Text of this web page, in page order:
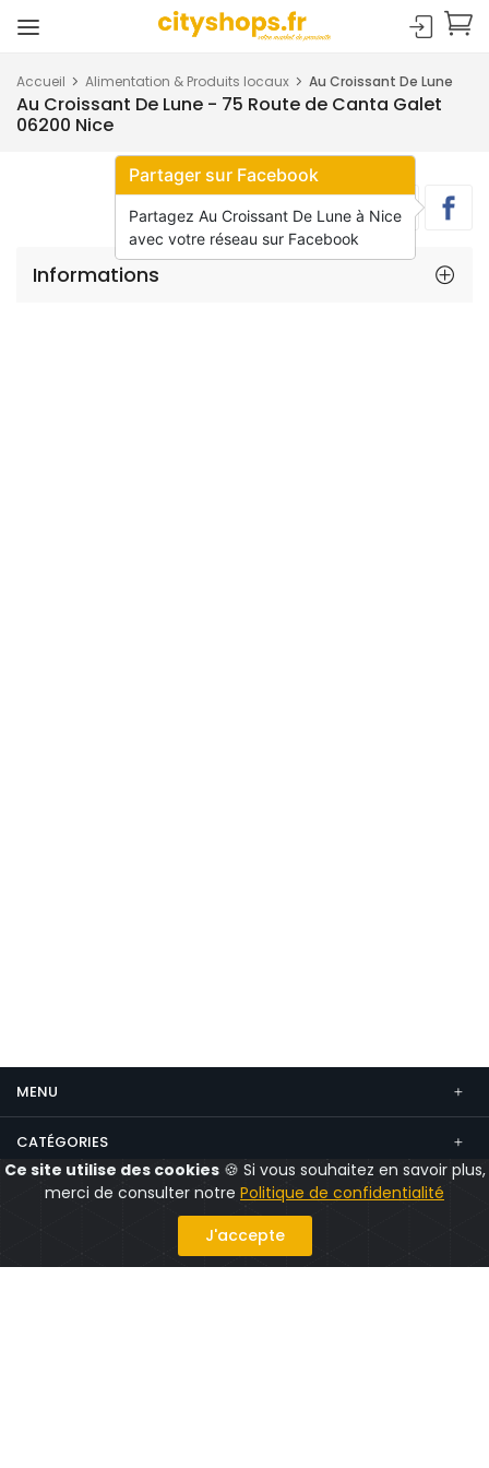
Accueil Alimentation & Produits locaux Au Croissant De Lune
Au Croissant De Lune - 75 Route de Canta Galet
06200 Nice
Informations
MENU
CATÉGORIES
CONTACT
Ce site utilise des cookies🍪 Si vous souhaitez en savoir plus,
merci de consulter notre Politique de confidentialité
J'accepte
Partager sur Facebook
Partagez Au Croissant De Lune à Nice
avec votre réseau sur Facebook